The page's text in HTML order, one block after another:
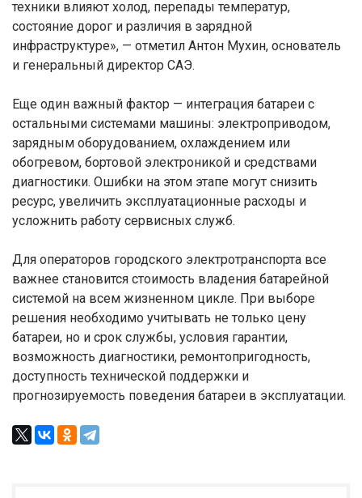
техники влияют холод, перепады температур,
состояние дорог и различия в зарядной
инфраструктуре», — отметил Антон Мухин, основатель
и генеральный директор САЭ.
Еще один важный фактор — интеграция батареи с
остальными системами машины: электроприводом,
зарядным оборудованием, охлаждением или
обогревом, бортовой электроникой и средствами
диагностики. Ошибки на этом этапе могут снизить
ресурс, увеличить эксплуатационные расходы и
усложнить работу сервисных служб.
Для операторов городского электротранспорта все
важнее становится стоимость владения батарейной
системой на всем жизненном цикле. При выборе
решения необходимо учитывать не только цену
батареи, но и срок службы, условия гарантии,
возможность диагностики, ремонтопригодность,
доступность технической поддержки и
прогнозируемость поведения батареи в эксплуатации.